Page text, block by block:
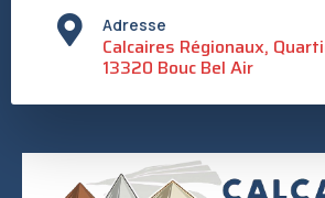
Adresse
Calcaires Régionaux,
13320 Bouc Bel Air